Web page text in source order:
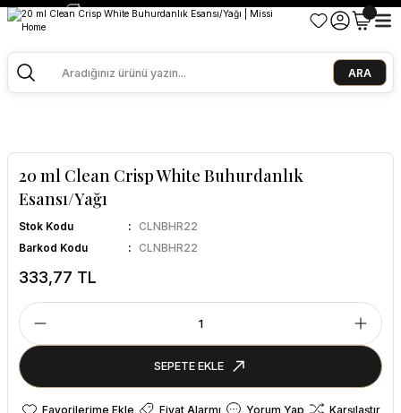
2500 TL ve Üzeri Alışverişlerde Kargo Bedava!
Missi Kokularda 3 Al 2 Öde
ARA
20 ml Clean Crisp White Buhurdanlık
Esansı/Yağı
Stok Kodu
CLNBHR22
Barkod Kodu
CLNBHR22
333,77 TL
SEPETE EKLE
Fiyat Alarmı Yorum Yap
Karşılaştır